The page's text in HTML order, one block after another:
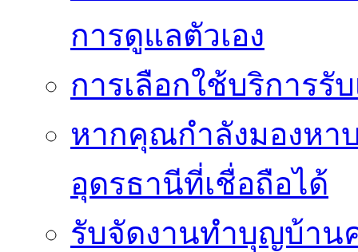
การดูแลตัวเอง
การเลือกใช้บริการรั
หากคุณกำลังมองหา
อุดรธานีที่เชื่อถือได้
รับจัดงานทำบุญบ้าน